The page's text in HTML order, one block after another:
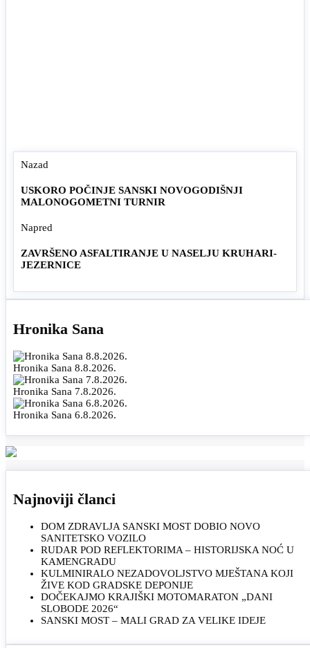
Nazad
USKORO POČINJE SANSKI NOVOGODIŠNJI
MALONOGOMETNI TURNIR
Napred
ZAVRŠENO ASFALTIRANJE U NASELJU KRUHARI-
JEZERNICE
Hronika Sana
Hronika Sana 8.8.2026.
Hronika Sana 7.8.2026.
Hronika Sana 6.8.2026.
Najnoviji članci
DOM ZDRAVLJA SANSKI MOST DOBIO NOVO
SANITETSKO VOZILO
RUDAR POD REFLEKTORIMA – HISTORIJSKA NOĆ U
KAMENGRADU
KULMINIRALO NEZADOVOLJSTVO MJEŠTANA KOJI
ŽIVE KOD GRADSKE DEPONIJE
DOČEKAJMO KRAJIŠKI MOTOMARATON „DANI
SLOBODE 2026“
SANSKI MOST – MALI GRAD ZA VELIKE IDEJE